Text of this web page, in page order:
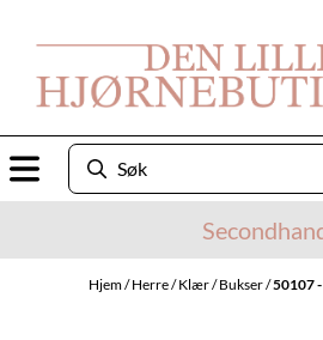
Hjem/Herre/Klær/Bukser/50107